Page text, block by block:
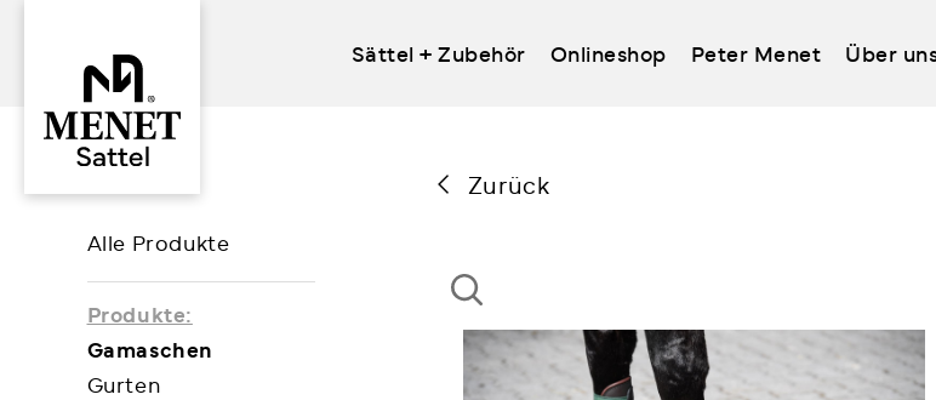
Skip
Sättel + Zubehör Onlineshop Peter Menet Über
Alle Produkte
Produkte:
Gamaschen
Gurten
Zurück